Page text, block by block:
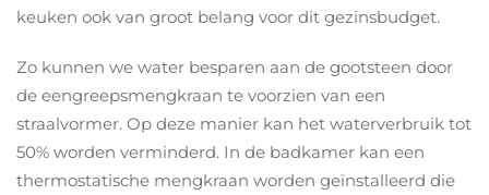
keuken ook van groot belang voor dit gezinsbudget.
Zo kunnen we water besparen aan de gootsteen door
de eengreepsmengkraan te voorzien van een
straalvormer. Op deze manier kan het waterverbruik tot
50% worden verminderd. In de badkamer kan een
thermostatische mengkraan worden geïnstalleerd die